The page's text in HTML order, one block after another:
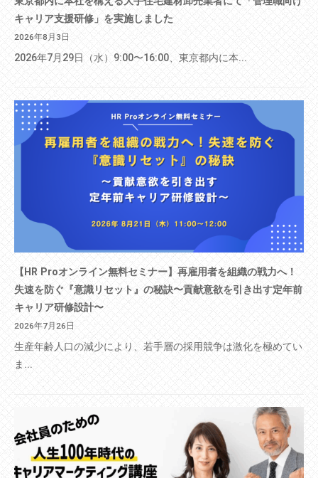
キャリア支援研修」を実施しました
2026年8月3日
2026年7月29日（水）9:00〜16:00、東京都内に本...
【HR Proオンライン無料セミナー】再雇用者を組織の戦力へ！
失速を防ぐ『意識リセット』の秘訣〜貢献意欲を引き出す定年前
キャリア研修設計〜
2026年7月26日
生産年齢人口の減少により、若手層の採用競争は激化を極めてい
ま...